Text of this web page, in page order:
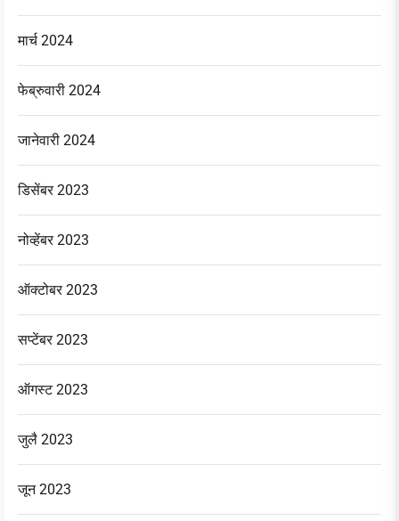
मार्च 2024
फेब्रुवारी 2024
जानेवारी 2024
डिसेंबर 2023
नोव्हेंबर 2023
ऑक्टोबर 2023
सप्टेंबर 2023
ऑगस्ट 2023
जुलै 2023
जून 2023